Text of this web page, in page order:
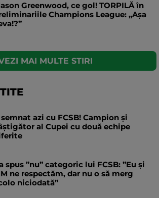
Greenwood, ce gol! TORPILĂ în
Champions League: „Așa
MAI MULTE STIRI
azi cu FCSB! Campion și
al Cupei cu două echipe
spus ”nu” categoric lui FCSB: ”Eu și
ne respectăm, dar nu o să merg
niciodată”